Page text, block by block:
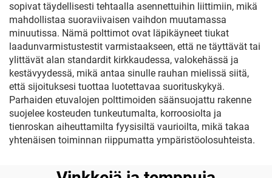
sopivat täydellisesti tehtaalla asennettuihin liittimiin, mikä
mahdollistaa suoraviivaisen vaihdon muutamassa
minuutissa. Nämä polttimot ovat läpikäyneet tiukat
laadunvarmistustestit varmistaakseen, että ne täyttävät tai
ylittävät alan standardit kirkkaudessa, valokehässä ja
kestävyydessä, mikä antaa sinulle rauhan mielissä siitä,
että sijoituksesi tuottaa luotettavaa suorituskykyä.
Parhaiden etuvalojen polttimoiden säänsuojattu rakenne
suojelee kosteuden tunkeutumalta, korroosiolta ja
tienroskan aiheuttamilta fyysisiltä vaurioilta, mikä takaa
yhtenäisen toiminnan riippumatta ympäristöolosuhteista.